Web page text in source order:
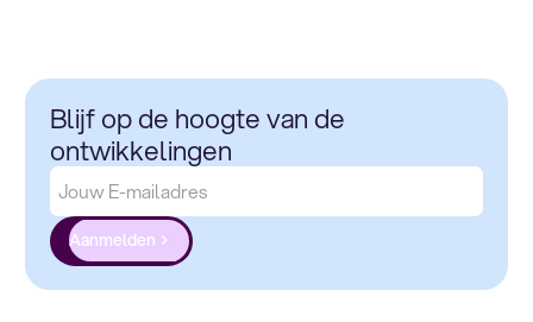
Blijf op de hoogte van de
ontwikkelingen
Aanmelden